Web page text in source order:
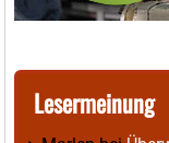
Lesermeinung